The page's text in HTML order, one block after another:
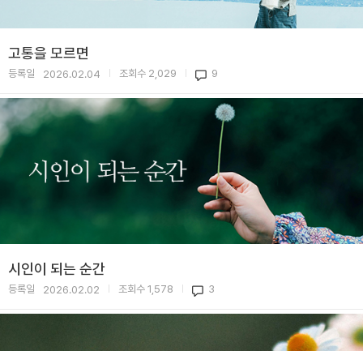
고통을 모르면
등록일 2026.02.04 조회수 2,029 9
시인이 되는 순간
등록일 2026.02.02 조회수 1,578 3